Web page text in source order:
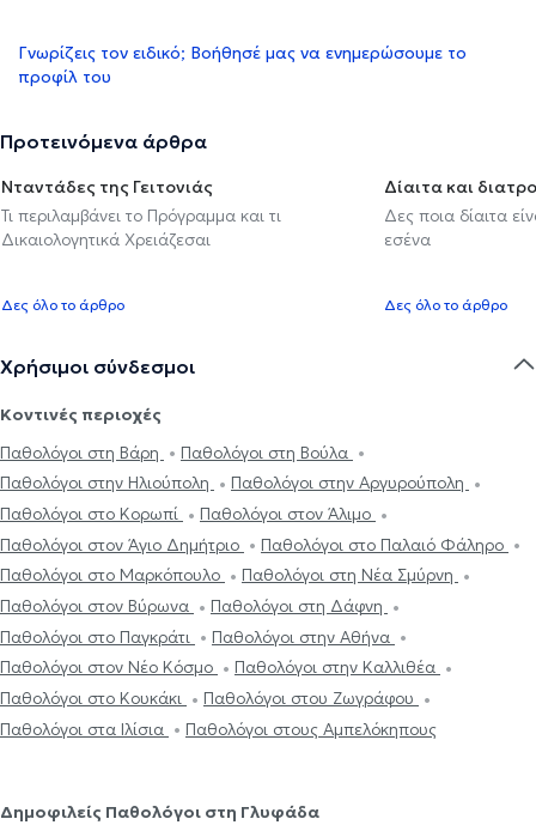
Γνωρίζεις τον ειδικό; Βοήθησέ μας να ενημερώσουμε το
προφίλ του
Προτεινόμενα άρθρα
Νταντάδες της Γειτονιάς
Τι περιλαμβάνει το Πρόγραμμα και τι
Δικαιολογητικά Χρειάζεσαι
Δες όλο το άρθρο
Δίαιτα και
Δες ποια δίαιτα
εσένα
Δες όλο το άρθρο
Χρήσιμοι σύνδεσμοι
Κοντινές περιοχές
Παθολόγοι στη Βάρη
Παθολόγοι στη Βούλα
Παθολόγοι στην Ηλιούπολη
Παθολόγοι στην Αργυρούπολη
Παθολόγοι στο Κορωπί
Παθολόγοι στον Άλιμο
Παθολόγοι στον Άγιο Δημήτριο
Παθολόγοι στο Παλαιό Φάληρο
Παθολόγοι στο Μαρκόπουλο
Παθολόγοι στη Νέα Σμύρνη
Παθολόγοι στον Βύρωνα
Παθολόγοι στη Δάφνη
Παθολόγοι στο Παγκράτι
Παθολόγοι στην Αθήνα
Παθολόγοι στον Νέο Κόσμο
Παθολόγοι στην Καλλιθέα
Παθολόγοι στο Κουκάκι
Παθολόγοι στου Ζωγράφου
Παθολόγοι στα Ιλίσια
Παθολόγοι στους Αμπελόκηπους
Δημοφιλείς Παθολόγοι στη Γλυφάδα